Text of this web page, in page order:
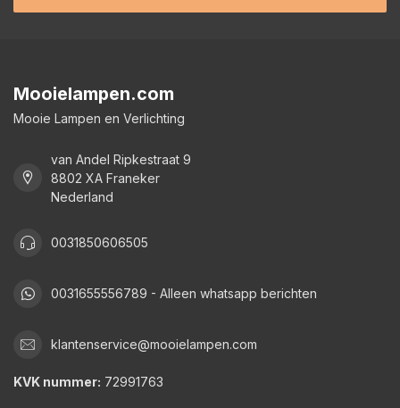
Mooielampen.com
Mooie Lampen en Verlichting
van Andel Ripkestraat 9
8802 XA Franeker
Nederland
0031850606505
0031655556789 - Alleen whatsapp berichten
klantenservice@mooielampen.com
KVK nummer: 72991763